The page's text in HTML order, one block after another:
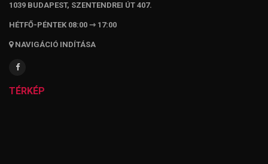
1039 BUDAPEST, SZENTENDREI ÚT 407.
HÉTFŐ-PÉNTEK 08:00 ⇾ 17:00
NAVIGÁCIÓ INDÍTÁSA
TÉRKÉP